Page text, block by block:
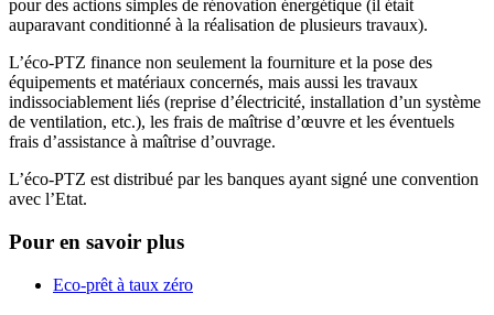
pour des actions simples de rénovation énergétique (il était
auparavant conditionné à la réalisation de plusieurs travaux).
L’éco-PTZ finance non seulement la fourniture et la pose des
équipements et matériaux concernés, mais aussi les travaux
indissociablement liés (reprise d’électricité, installation d’un système
de ventilation, etc.), les frais de maîtrise d’œuvre et les éventuels
frais d’assistance à maîtrise d’ouvrage.
L’éco-PTZ est distribué par les banques ayant signé une convention
avec l’Etat.
Pour en savoir plus
Eco-prêt à taux zéro